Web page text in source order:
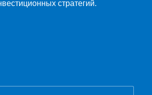
стратегий.